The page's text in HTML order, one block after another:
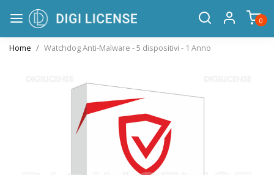
0
Home Watchdog Anti-Malware - 5 dispositivi - 1 Anno